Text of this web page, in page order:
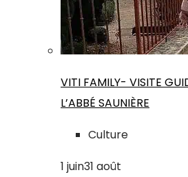
VITI FAMILY- VISITE
L’ABBÉ SAUNIÈRE
Culture
1 juin31 août